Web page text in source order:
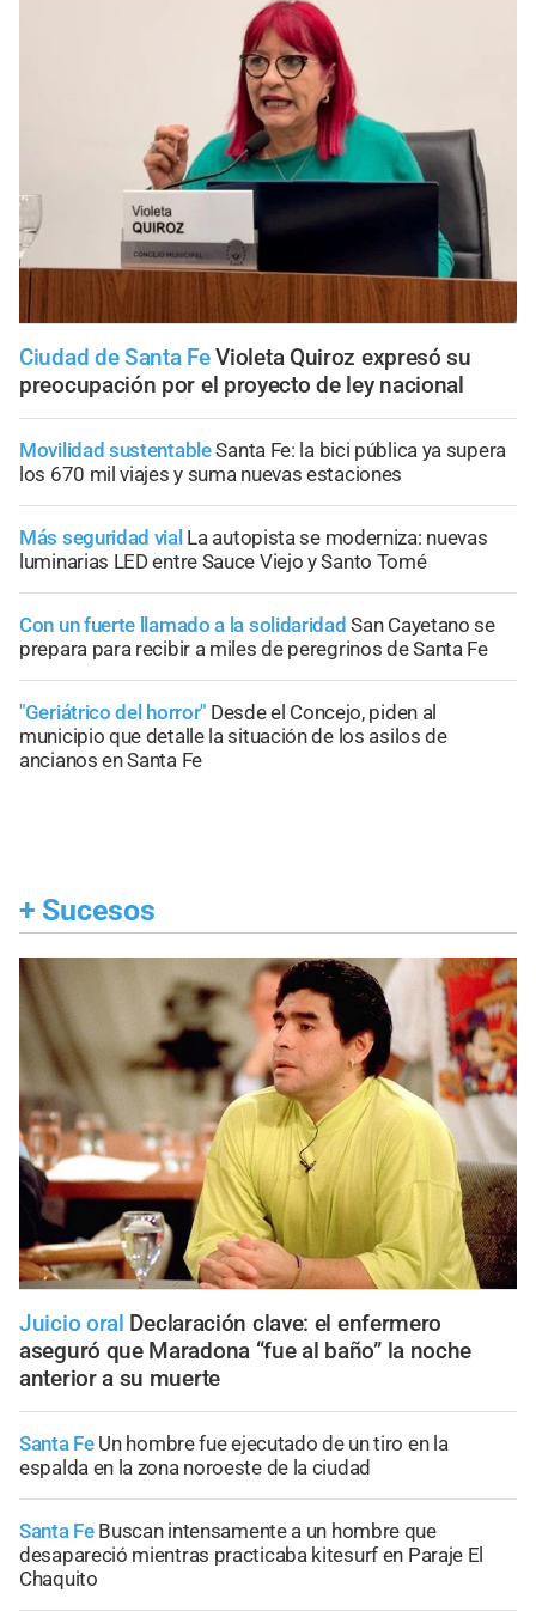
Ciudad de Santa Fe Violeta Quiroz expresó su
preocupación por el proyecto de ley nacional
Movilidad sustentableSanta Fe: la bici pública ya supera
los 670 mil viajes y suma nuevas estaciones
Más seguridad vial La autopista se moderniza: nuevas
luminarias LED entre Sauce Viejo y Santo Tomé
Con un fuerte llamado a la solidaridad San Cayetano se
prepara para recibir a miles de peregrinos de Santa Fe
"Geriátrico del horror" Desde el Concejo, piden al
municipio que detalle la situación de los asilos de
ancianos en Santa Fe
+ Sucesos
Juicio oral Declaración clave: el enfermero
aseguró que Maradona “fue al baño” la noche
anterior a su muerte
Santa Fe Un hombre fue ejecutado de un tiro en la
espalda en la zona noroeste de la ciudad
Santa Fe Buscan intensamente a un hombre que
desapareció mientras practicaba kitesurf en Paraje El
Chaquito